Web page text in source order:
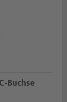
Buchse